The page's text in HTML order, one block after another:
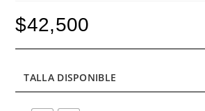
$42,500
TALLA DISPONIBLE